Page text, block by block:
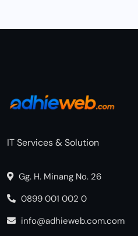
IT Services & Solution
Gg. H. Minang No. 26
0899 001 002 0
info@adhieweb.com.com